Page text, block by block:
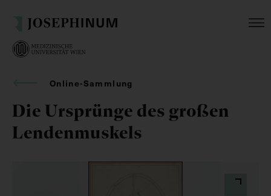
Online-Sammlung
Die Ursprünge des großen
Lendenmuskels